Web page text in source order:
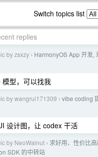
Switch topics list
replies
by zsxzy › HarmonyOS App 开发,
型，可以找我
by wangrui171309 › vibe coding
设计图，让 codex 干活
by NeoWalnut › 求好用、性价比
SDK 的中转站